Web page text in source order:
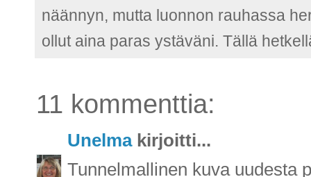
näännyn, mutta luonnon rauhassa
ollut aina paras ystäväni. Tällä
11 kommenttia:
Unelmakirjoitti...
Tunnelmallinen kuva uudesta